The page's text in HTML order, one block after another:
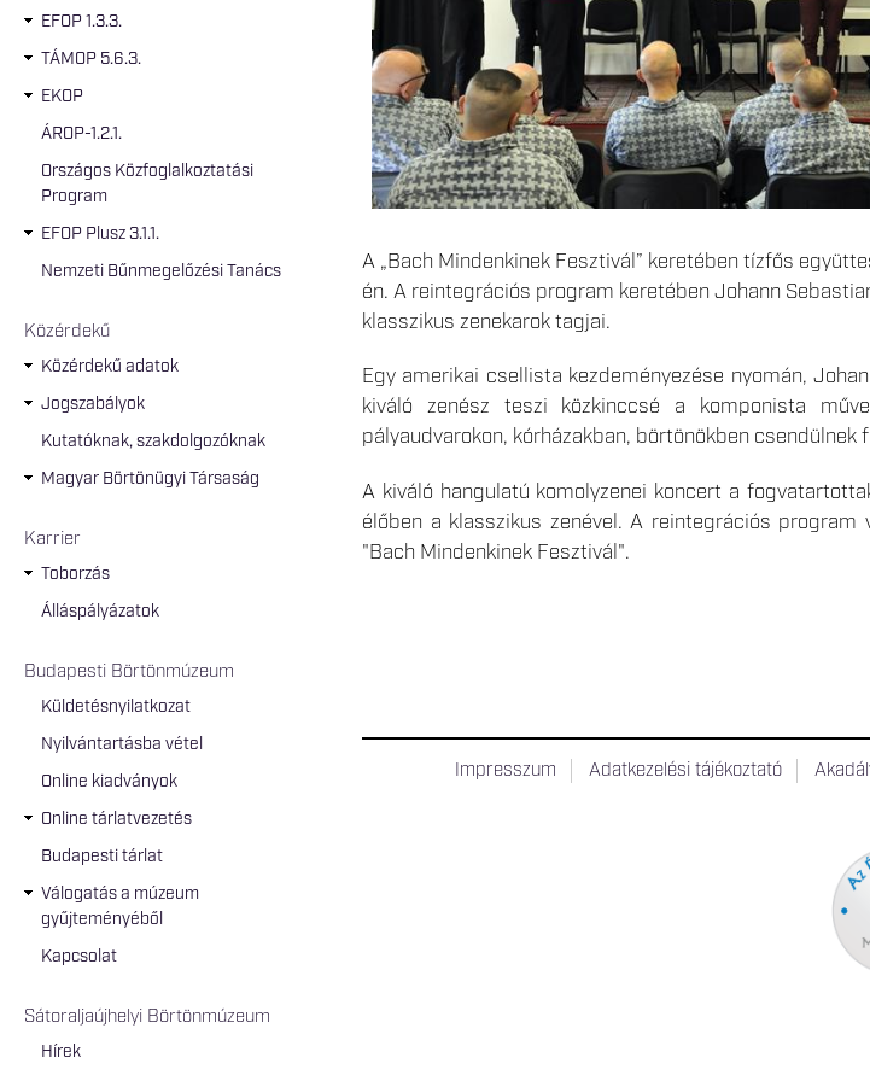
EFOP 1.3.3.
TÁMOP 5.6.3.
EKOP
ÁROP-1.2.1.
Országos Közfoglalkoztatási
Program
EFOP Plusz 3.1.1.
Nemzeti Bűnmegelőzési Tanács
Közérdekű
Közérdekű adatok
Jogszabályok
Kutatóknak, szakdolgozóknak
Magyar Börtönügyi Társaság
Karrier
Toborzás
Álláspályázatok
Budapesti Börtönmúzeum
Küldetésnyilatkozat
Nyilvántartásba vétel
Online kiadványok
Online tárlatvezetés
Budapesti tárlat
Válogatás a múzeum
gyűjteményéből
Kapcsolat
Sátoraljaújhelyi Börtönmúzeum
Hírek
A „Bach Mindenkinek Fesztivál” keretében tízfős
én. A reintegrációs program keretében Johann
klasszikus zenekarok tagjai.
Egy amerikai csellista kezdeményezése nyomán,
kiváló zenész teszi közkinccsé a komponista
pályaudvarokon, kórházakban, börtönökben csendülnek
A kiváló hangulatú komolyzenei koncert a
élőben a klasszikus zenével. A reintegrációs
"Bach Mindenkinek Fesztivál".
Impresszum Adatkezelési tájékoztató